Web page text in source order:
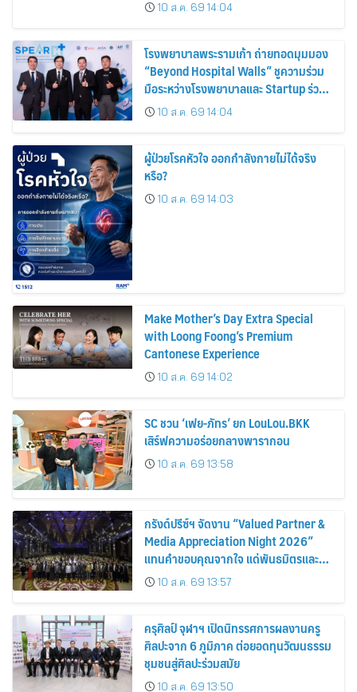
10 ส.ค. 69 14:04
โรงพยาบาลพระรามเก้า ถ่ายทอดมุมมอง
“Beyond Hospital Walls” ชูความร่วม
มือระหว่างโรงพยาบาลและ Startup ร่วม
สร้างอนาคต Smart Healthcare
10 ส.ค. 69 14:04
ผู้ป่วยโรคหัวใจ ออกกำลังกายไม่ได้จริง
หรือ?
10 ส.ค. 69 14:03
Make Mother’s Day Extra Special
with Loong Foong’s Premium
Cantonese Experience
10 ส.ค. 69 14:02
SC ชวน ‘เฟย-ภัทร’ ยก LouLou.BKK
เสิร์ฟความอร่อยกลางพารากอน
10 ส.ค. 69 13:58
กรังด์ปรีซ์ฯ จัดงาน “Valued Partner &
Media Appreciation Night 2026”
แทนคำขอบคุณจากใจ แด่พันธมิตรและ
สื่อมวลชน ผู้ร่วมขับเคลื่อนความสำเร็จ
ตลอด 47 ปี งานมอเตอร์โชว์ฯ
10 ส.ค. 69 13:57
ครุศิลป์ จุฬาฯ เปิดนิทรรศการผลงานครู
ศิลปะจาก 6 ภูมิภาค ต่อยอดทุนวัฒนธรรม
ชุมชนสู่ศิลปะร่วมสมัย
10 ส.ค. 69 13:50